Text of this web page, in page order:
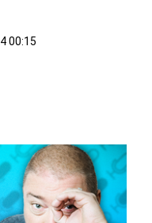
00:15